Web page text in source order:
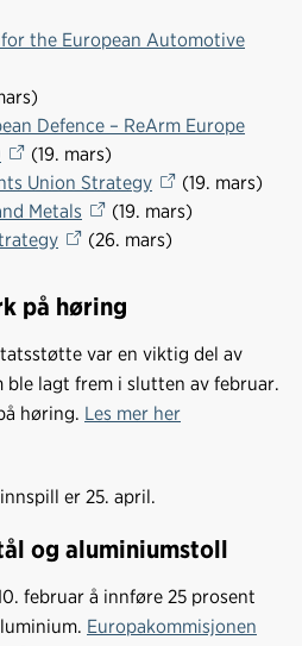
the European Automotive
Defence – ReArm Europe
(19. mars)
Union Strategy
(19. mars)
Metals
(19. mars)
(26. mars)
på høring
var en viktig del av
ble lagt frem i slutten av februar.
høring. Les mer her
er 25. april.
og aluminiumstoll
februar å innføre 25 prosent
Europakommisjonen